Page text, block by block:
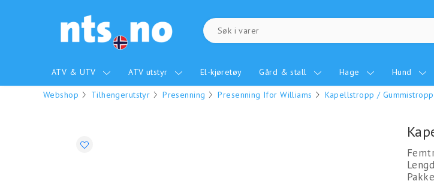
ATV & UTV ATV utstyr El-kjøretøy Gård & stall Hage Hund
Webshop Tilhengerutstyr Presenning Presenning Ifor Williams Kapellstropp /